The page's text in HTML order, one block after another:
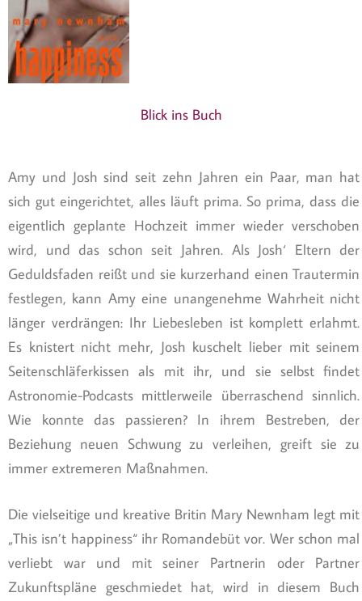
Blick ins Buch
Amy und Josh sind seit zehn Jahren ein Paar, man hat
sich gut eingerichtet, alles läuft prima. So prima, dass die
eigentlich geplante Hochzeit immer wieder verschoben
wird, und das schon seit Jahren. Als Josh‘ Eltern der
Geduldsfaden reißt und sie kurzerhand einen Trautermin
festlegen, kann Amy eine unangenehme Wahrheit nicht
länger verdrängen: Ihr Liebesleben ist komplett erlahmt.
Es knistert nicht mehr, Josh kuschelt lieber mit seinem
Seitenschläferkissen als mit ihr, und sie selbst findet
Astronomie-Podcasts mittlerweile überraschend sinnlich.
Wie konnte das passieren? In ihrem Bestreben, der
Beziehung neuen Schwung zu verleihen, greift sie zu
immer extremeren Maßnahmen.
Die vielseitige und kreative Britin Mary Newnham legt mit
„This isn’t happiness“ ihr Romandebüt vor. Wer schon mal
verliebt war und mit seiner Partnerin oder Partner
Zukunftspläne geschmiedet hat, wird in diesem Buch